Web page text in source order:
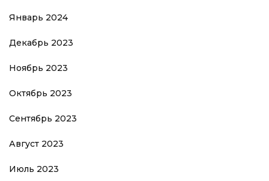
Январь 2024
Декабрь 2023
Ноябрь 2023
Октябрь 2023
Сентябрь 2023
Август 2023
Июль 2023